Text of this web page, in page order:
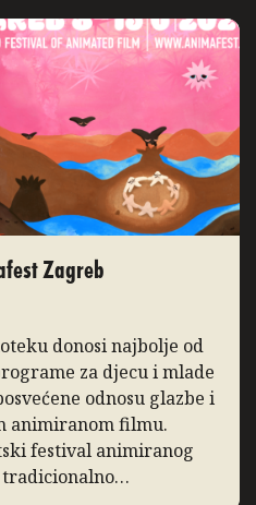
programa,
naslova […]
Zagreb
donosi najbolje od
za djecu i mlade
odnosu glazbe i
animiranom filmu.
festival animiranog